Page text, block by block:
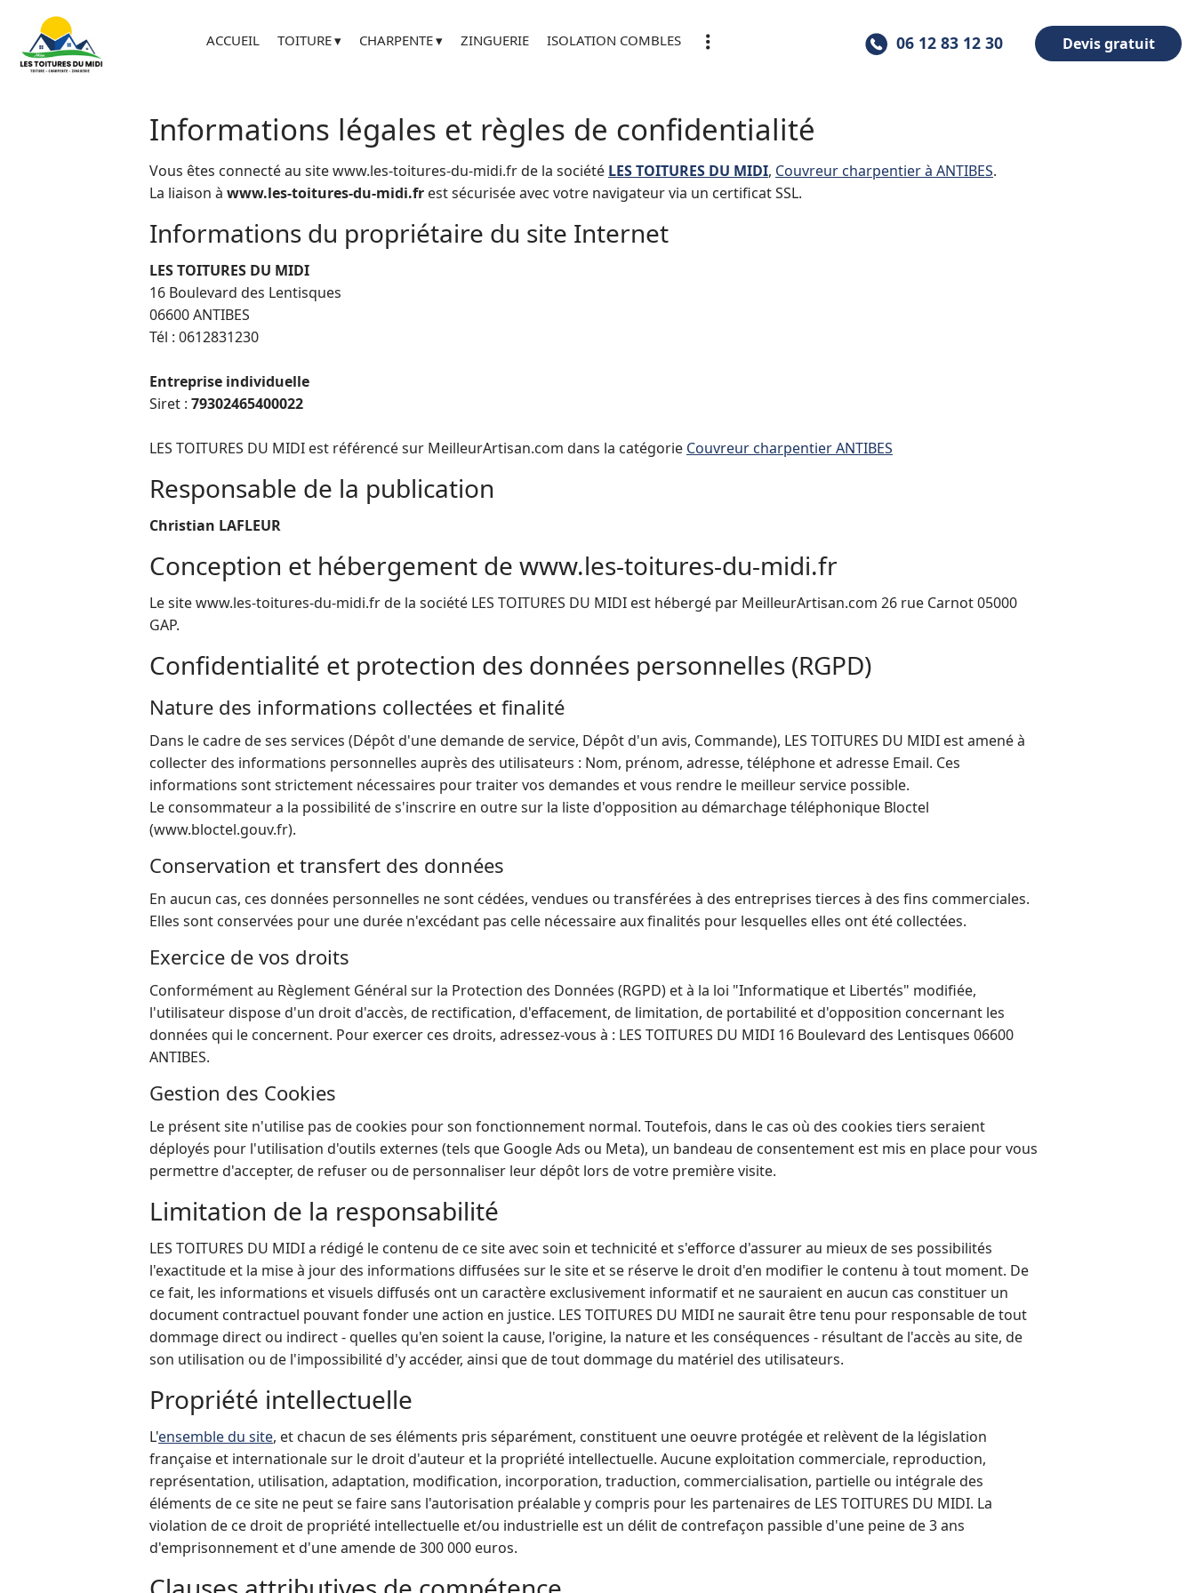
Devis gratuit
06 12 83 12 30
ACCUEIL TOITURE CHARPENTE ZINGUERIE ISOLATION COMBLES
Informations légales et règles de confidentialité
Vous êtes connecté au site www.les-toitures-du-midi.fr de la société LES TOITURES DU MIDI, Couvreur charpentier à ANTIBES.
La liaison à www.les-toitures-du-midi.fr est sécurisée avec votre navigateur via un certificat SSL.
Informations du propriétaire du site Internet
LES TOITURES DU MIDI
16 Boulevard des Lentisques
06600 ANTIBES
Tél : 0612831230
Entreprise individuelle
Siret : 79302465400022
LES TOITURES DU MIDI est référencé sur MeilleurArtisan.com dans la catégorie Couvreur charpentier ANTIBES
Responsable de la publication
Christian LAFLEUR
Conception et hébergement de www.les-toitures-du-midi.fr
Le site www.les-toitures-du-midi.fr de la société LES TOITURES DU MIDI est hébergé par MeilleurArtisan.com 26 rue Carnot 05000
GAP.
Confidentialité et protection des données personnelles (RGPD)
Nature des informations collectées et finalité
Dans le cadre de ses services (Dépôt d'une demande de service, Dépôt d'un avis, Commande), LES TOITURES DU MIDI est amené à
collecter des informations personnelles auprès des utilisateurs : Nom, prénom, adresse, téléphone et adresse Email. Ces
informations sont strictement nécessaires pour traiter vos demandes et vous rendre le meilleur service possible.
Le consommateur a la possibilité de s'inscrire en outre sur la liste d'opposition au démarchage téléphonique Bloctel
(www.bloctel.gouv.fr).
Conservation et transfert des données
En aucun cas, ces données personnelles ne sont cédées, vendues ou transférées à des entreprises tierces à des fins commerciales.
Elles sont conservées pour une durée n'excédant pas celle nécessaire aux finalités pour lesquelles elles ont été collectées.
Exercice de vos droits
Conformément au Règlement Général sur la Protection des Données (RGPD) et à la loi "Informatique et Libertés" modifiée,
l'utilisateur dispose d'un droit d'accès, de rectification, d'effacement, de limitation, de portabilité et d'opposition concernant les
données qui le concernent. Pour exercer ces droits, adressez-vous à : LES TOITURES DU MIDI 16 Boulevard des Lentisques 06600
ANTIBES.
Gestion des Cookies
Le présent site n'utilise pas de cookies pour son fonctionnement normal. Toutefois, dans le cas où des cookies tiers seraient
déployés pour l'utilisation d'outils externes (tels que Google Ads ou Meta), un bandeau de consentement est mis en place pour vous
permettre d'accepter, de refuser ou de personnaliser leur dépôt lors de votre première visite.
Limitation de la responsabilité
LES TOITURES DU MIDI a rédigé le contenu de ce site avec soin et technicité et s'efforce d'assurer au mieux de ses possibilités
l'exactitude et la mise à jour des informations diffusées sur le site et se réserve le droit d'en modifier le contenu à tout moment. De
ce fait, les informations et visuels diffusés ont un caractère exclusivement informatif et ne sauraient en aucun cas constituer un
document contractuel pouvant fonder une action en justice. LES TOITURES DU MIDI ne saurait être tenu pour responsable de tout
dommage direct ou indirect - quelles qu'en soient la cause, l'origine, la nature et les conséquences - résultant de l'accès au site, de
son utilisation ou de l'impossibilité d'y accéder, ainsi que de tout dommage du matériel des utilisateurs.
Propriété intellectuelle
L'ensemble du site, et chacun de ses éléments pris séparément, constituent une oeuvre protégée et relèvent de la législation
française et internationale sur le droit d'auteur et la propriété intellectuelle. Aucune exploitation commerciale, reproduction,
représentation, utilisation, adaptation, modification, incorporation, traduction, commercialisation, partielle ou intégrale des
éléments de ce site ne peut se faire sans l'autorisation préalable y compris pour les partenaires de LES TOITURES DU MIDI. La
violation de ce droit de propriété intellectuelle et/ou industrielle est un délit de contrefaçon passible d'une peine de 3 ans
d'emprisonnement et d'une amende de 300 000 euros.